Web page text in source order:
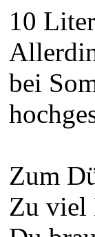
10
bei
Zum
Zu viel